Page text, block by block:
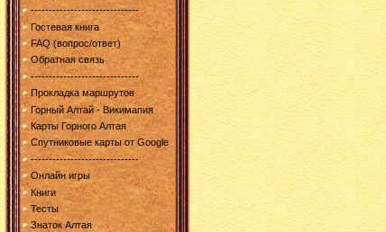
------------------------------
Гостевая книга
FAQ (вопрос/ответ)
Обратная связь
------------------------------
Прокладка маршрутов
Горный Алтай - Викимапия
Карты Горного Алтая
Спутниковые карты от Google
------------------------------
Онлайн игры
Книги
Тесты
Знаток Алтая